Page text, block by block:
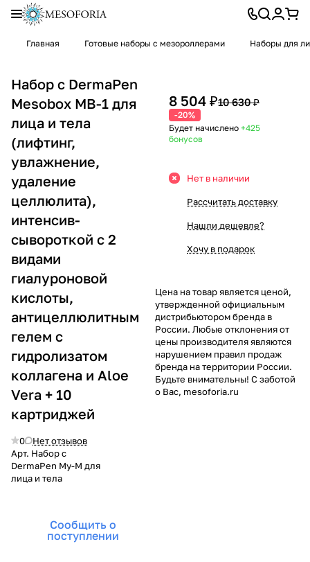
Главная Готовые наборы с мезороллерами Наборы для
Набор с DermaPen
Mesobox MB-1 для
лица и тела
(лифтинг,
увлажнение,
удаление
целлюлита),
интенсив-
сывороткой с 2
видами
гиалуроновой
кислоты,
антицеллюлитным
гелем с
гидролизатом
коллагена и Aloe
Vera + 10
картриджей
0
Нет отзывов
Арт. Набор с
DermaPen My-M для
лица и тела
Сообщить о
поступлении
8 504 ₽10 630 ₽
-20%
Будет начислено +425
бонусов
Нет в наличии
Рассчитать доставку
Нашли дешевле?
Хочу в подарок
Цена на товар является ценой,
утвержденной официальным
дистрибьютором бренда в
России. Любые отклонения от
цены производителя являются
нарушением правил продаж
бренда на территории России.
Будьте внимательны! С заботой
о Вас, mesoforia.ru